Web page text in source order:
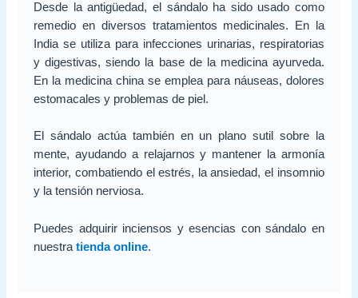
Desde la antigüedad, el sándalo ha sido usado como
remedio en diversos tratamientos medicinales. En la
India se utiliza para infecciones urinarias, respiratorias
y digestivas, siendo la base de la medicina ayurveda.
En la medicina china se emplea para náuseas, dolores
estomacales y problemas de piel.
El sándalo actúa también en un plano sutil sobre la
mente, ayudando a relajarnos y mantener la armonía
interior, combatiendo el estrés, la ansiedad, el insomnio
y la tensión nerviosa.
Puedes adquirir inciensos y esencias con sándalo en
nuestratienda online.